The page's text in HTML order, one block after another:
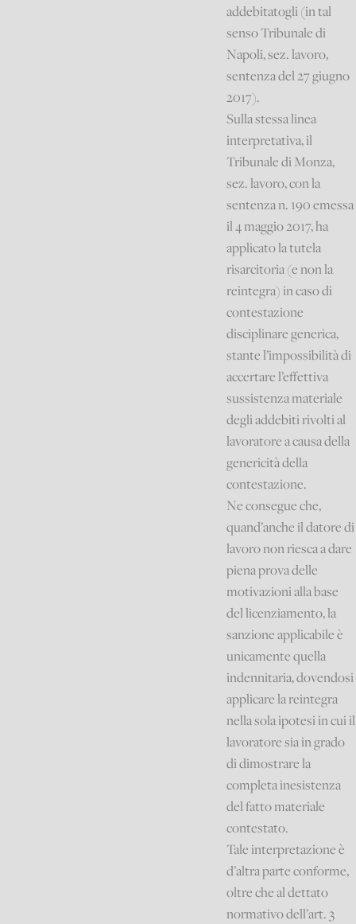
addebitatogli (in tal
senso Tribunale di
Napoli, sez. lavoro,
sentenza del 27 giugno
2017).
Sulla stessa linea
interpretativa, il
Tribunale di Monza,
sez. lavoro, con la
sentenza n. 190 emessa
il 4 maggio 2017, ha
applicato la tutela
risarcitoria (e non la
reintegra) in caso di
contestazione
disciplinare generica,
stante l’impossibilità di
accertare l’effettiva
sussistenza materiale
degli addebiti rivolti al
lavoratore a causa della
genericità della
contestazione.
Ne consegue che,
quand’anche il datore di
lavoro non riesca a dare
piena prova delle
motivazioni alla base
del licenziamento, la
sanzione applicabile è
unicamente quella
indennitaria, dovendosi
applicare la reintegra
nella sola ipotesi in cui il
lavoratore sia in grado
di dimostrare la
completa inesistenza
del fatto materiale
contestato.
Tale interpretazione è
d’altra parte conforme,
oltre che al dettato
normativo dell’art. 3